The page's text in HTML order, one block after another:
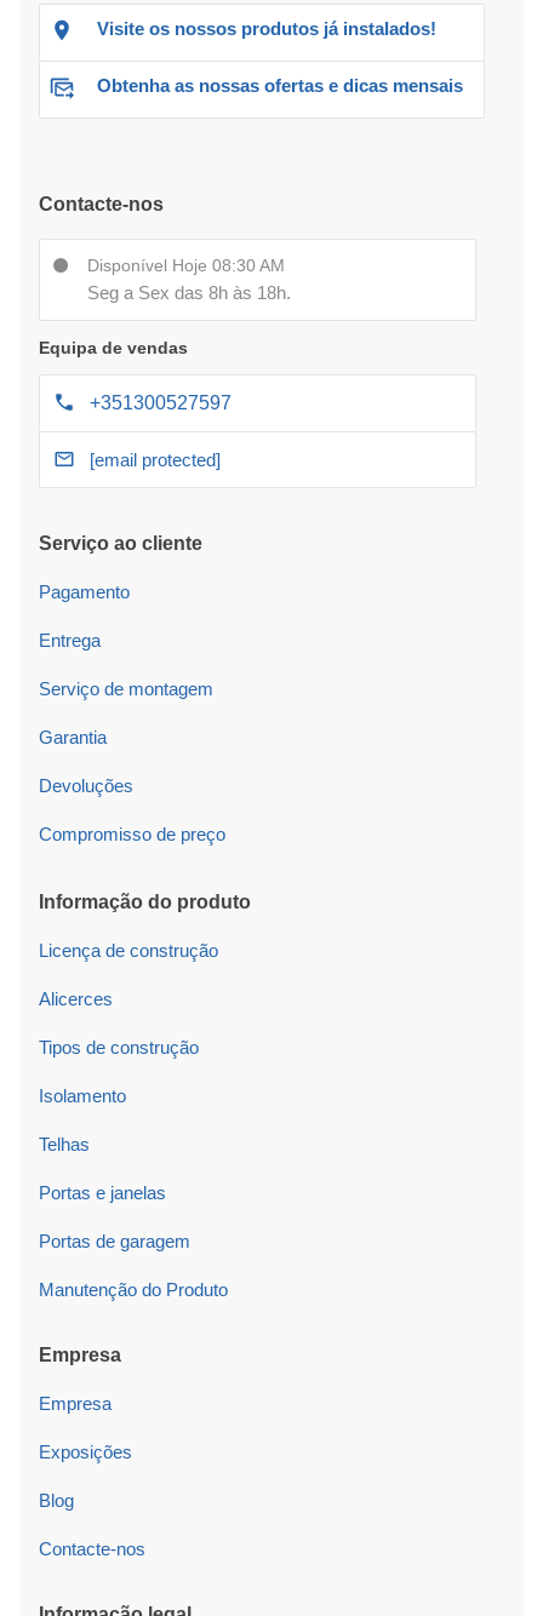
Visite os nossos produtos já instalados!
Obtenha as nossas ofertas e dicas mensais
Contacte-nos
Disponível Hoje 08:30 AM
Seg a Sex das 8h às 18h.
Equipa de vendas
+351300527597
[email protected]
Serviço ao cliente
Pagamento
Entrega
Serviço de montagem
Garantia
Devoluções
Compromisso de preço
Informação do produto
Licença de construção
Alicerces
Tipos de construção
Isolamento
Telhas
Portas e janelas
Portas de garagem
Manutenção do Produto
Empresa
Empresa
Exposições
Blog
Contacte-nos